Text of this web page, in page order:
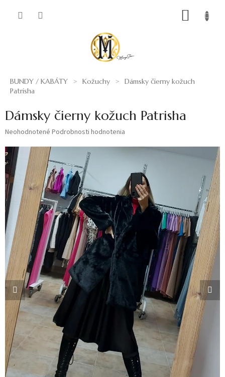
BUNDY / KABÁTY Kožuchy
Dámsky čierny kožuch
Patrisha
Dámsky čierny kožuch Patrisha
Priemerné
produktu
je
0,0
z
5
hviezdičiek.
Neohodnotené Podrobnosti hodnotenia